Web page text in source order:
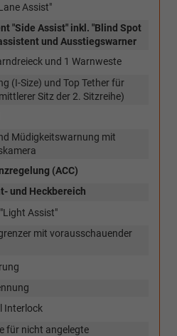
Assist"
"Side Assist" inkl. "Blind Spot
und Ausstiegswarner
und 1 Warnweste
(I-Size) und Top Tether für
Sitz der 2. Sitzreihe)
Müdigkeitswarnung mit
(ACC)
und Heckbereich
Assist"
mit vorausschauender
Interlock
für nicht angelegte